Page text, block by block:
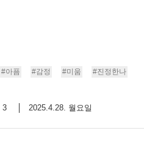
#아픔 #감정 #미움
#진정한나
3 2025.4.28. 월요일